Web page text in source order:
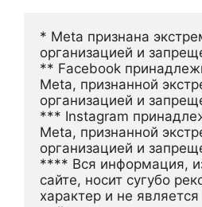
* Meta признана
организацией и
** Facebook
Meta, признанной
организацией и
*** Instagram
Meta, признанной
организацией и
**** Вся информация,
сайте, носит сугубо
характер и не